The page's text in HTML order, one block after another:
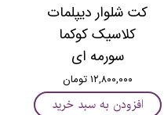
کت شلوار دیپلمات
کلاسیک کوکما
سورمه ای
۱۲,۸۰۰,۰۰۰ تومان
افزودن به سبد خرید